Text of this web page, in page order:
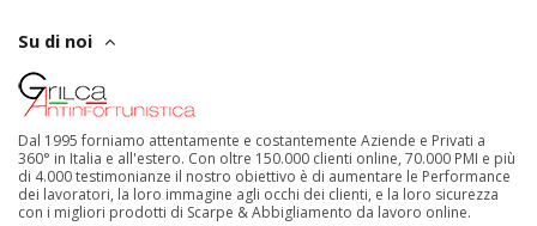
Su di noi
Dal 1995 forniamo attentamente e costantemente Aziende e Privati a
360° in Italia e all'estero. Con oltre 150.000 clienti online, 70.000 PMI e più
di 4.000 testimonianze il nostro obiettivo è di aumentare le Performance
dei lavoratori, la loro immagine agli occhi dei clienti, e la loro sicurezza
con i migliori prodotti di Scarpe & Abbigliamento da lavoro online.